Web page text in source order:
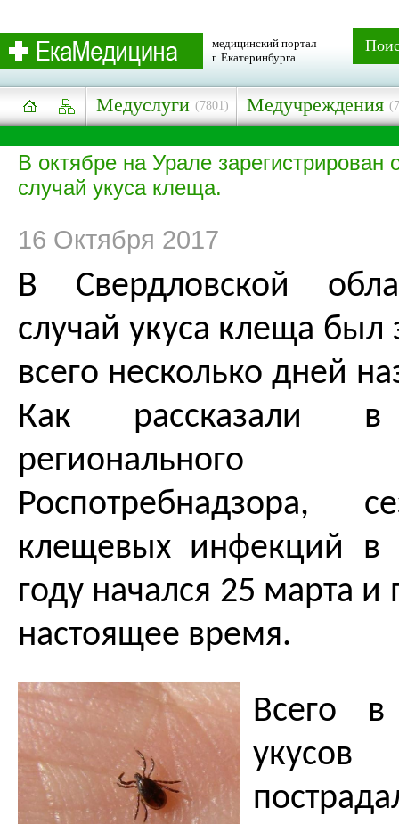
медицинский портал
г. Екатеринбурга
Медуслуги (7801) Медучреждения
В октябре на Урале зарегистрирован
случай укуса клеща.
16 Октября 2017
В Свердловской
случай укуса клеща был
всего несколько дней
Как рассказали в
регионального
Роспотребнадзора,
клещевых инфекций в
году начался 25 марта
настоящее время.
Всего